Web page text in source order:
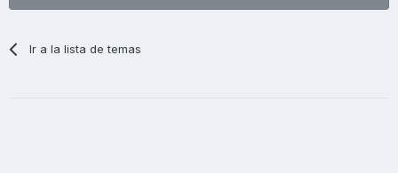
Ir a la lista de temas